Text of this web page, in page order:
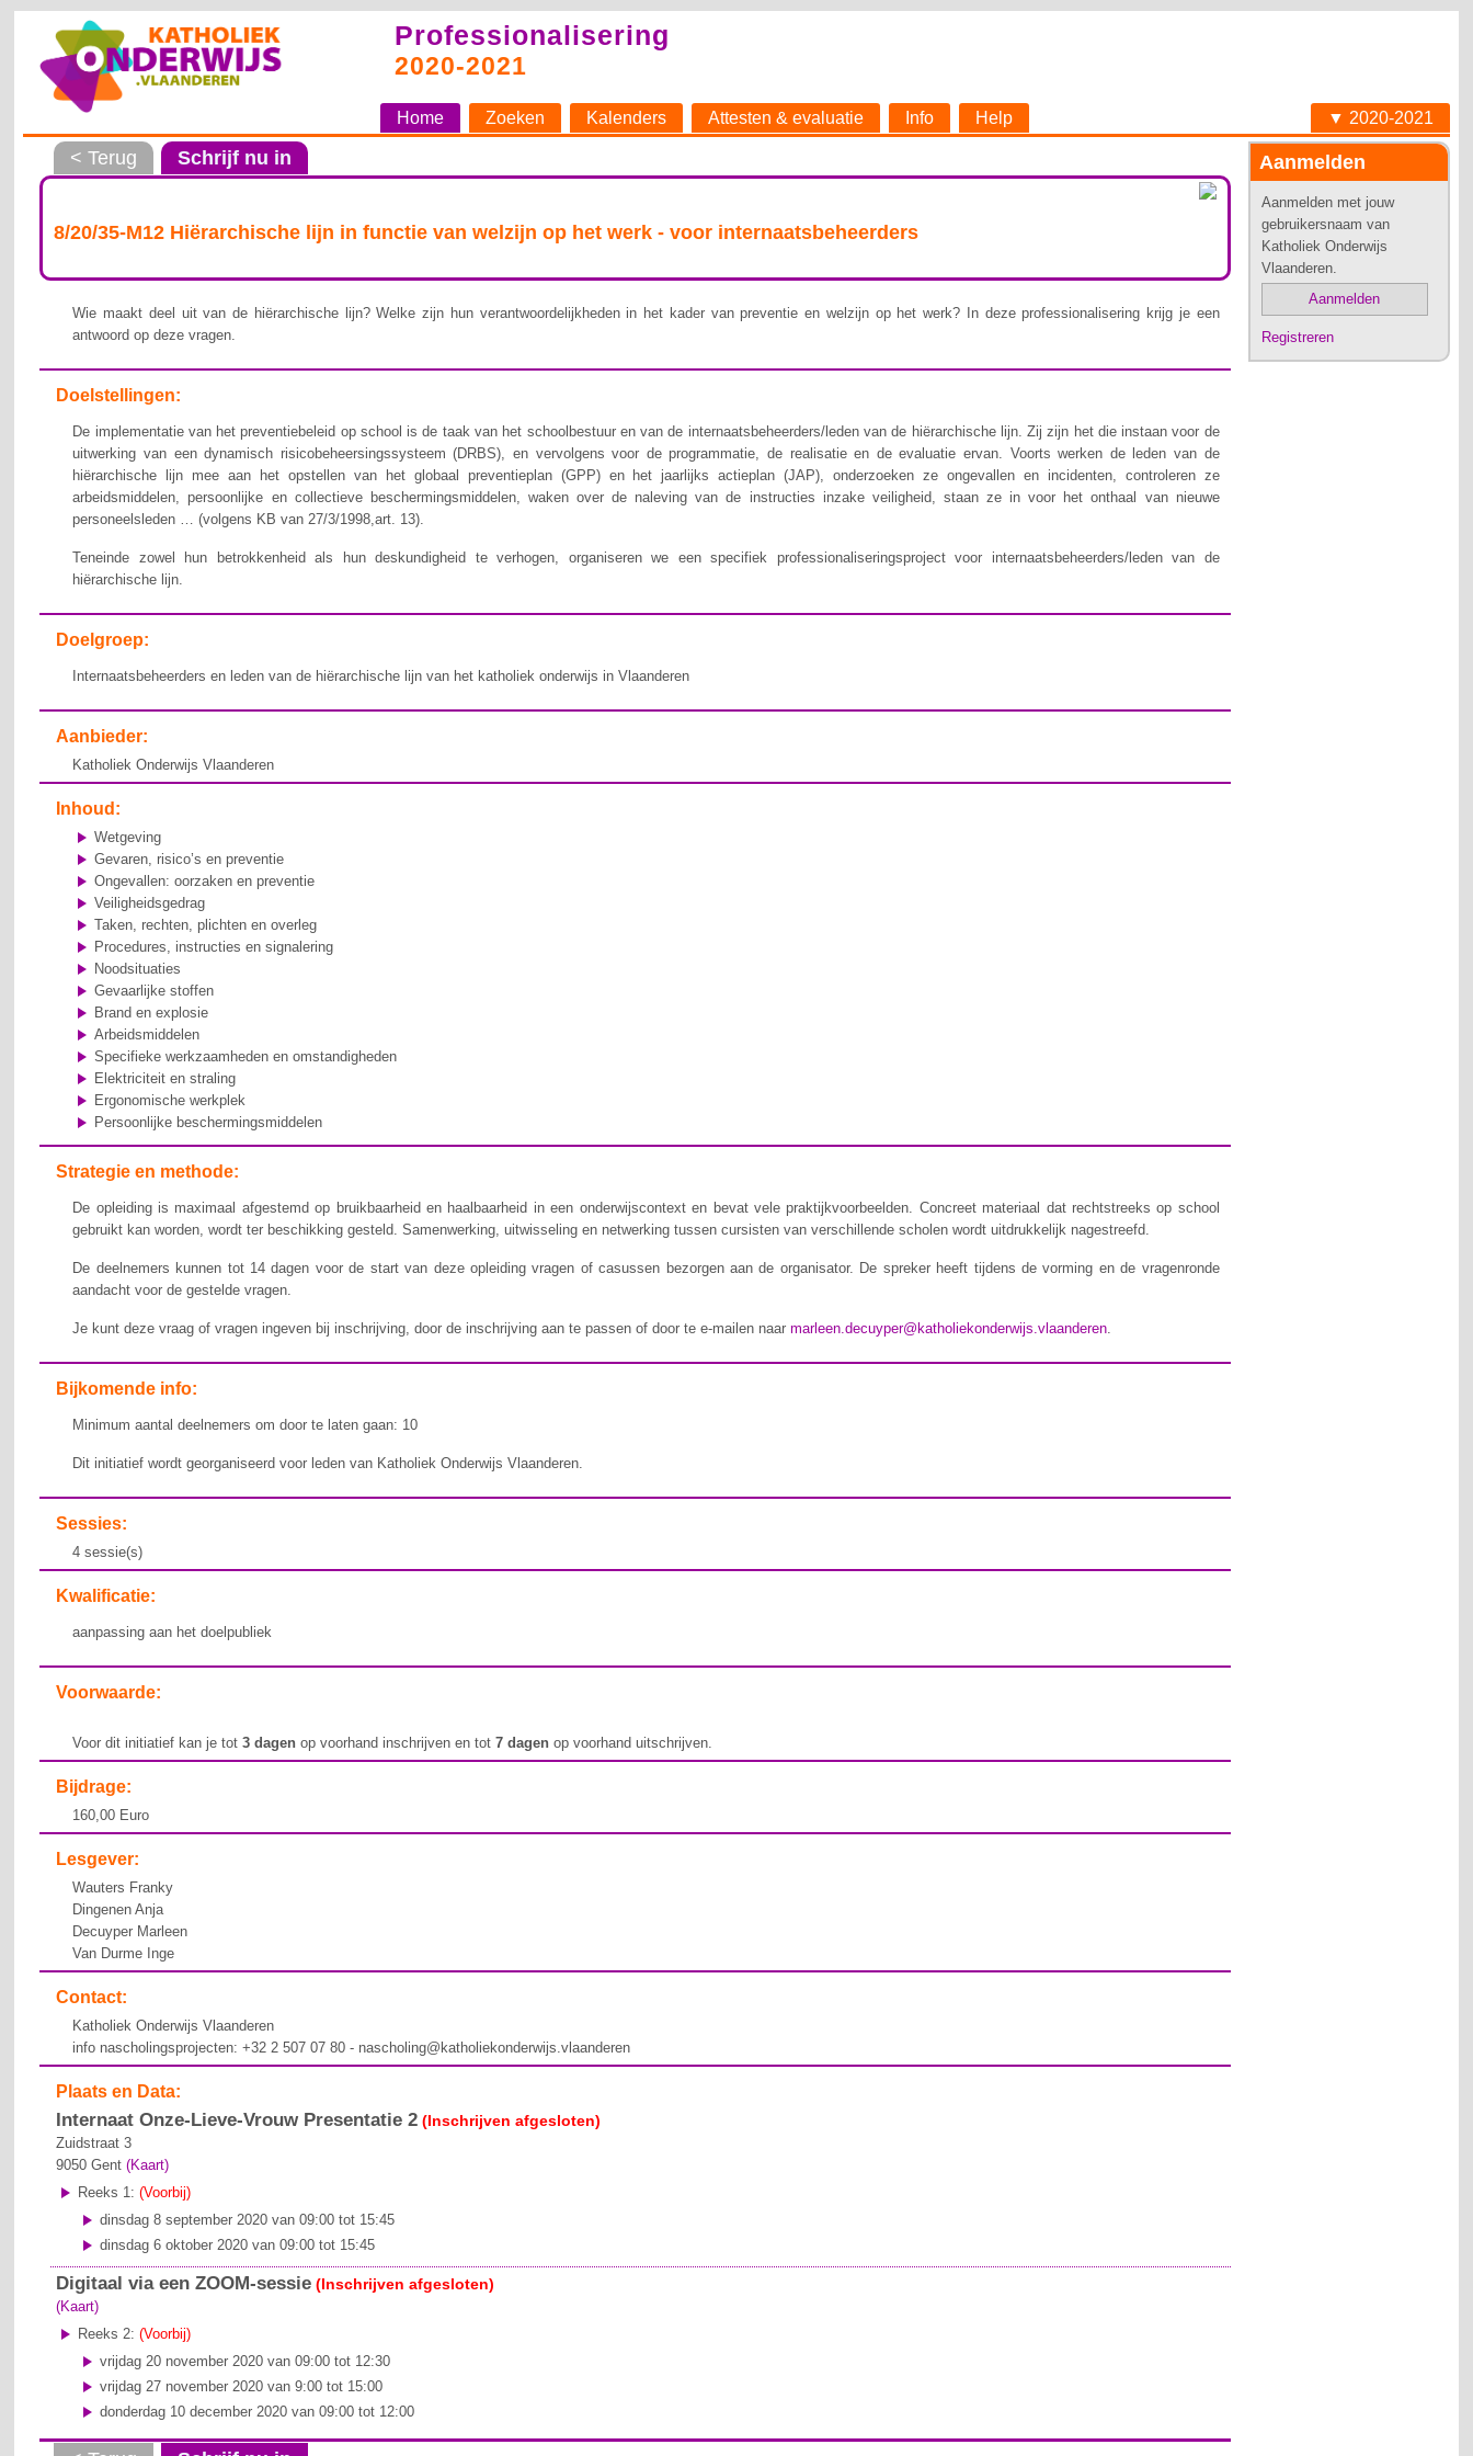
Professionalisering
2020-2021
Home Zoeken Kalenders Attesten & evaluatie Info Help ▼ 2020-2021
Aanmelden
Aanmelden met jouw
gebruikersnaam van
Katholiek Onderwijs
Vlaanderen.
Aanmelden
Registreren
< Terug Schrijf nu in
8/20/35-M12 Hiërarchische lijn in functie van welzijn op het werk - voor internaatsbeheerders
Wie maakt deel uit van de hiërarchische lijn? Welke zijn hun verantwoordelijkheden in het kader van preventie en welzijn op het werk? In deze professionalisering krijg je een
antwoord op deze vragen.
Doelstellingen:
De implementatie van het preventiebeleid op school is de taak van het schoolbestuur en van de internaatsbeheerders/leden van de hiërarchische lijn. Zij zijn het die instaan voor de
uitwerking van een dynamisch risicobeheersingssysteem (DRBS), en vervolgens voor de programmatie, de realisatie en de evaluatie ervan. Voorts werken de leden van de
hiërarchische lijn mee aan het opstellen van het globaal preventieplan (GPP) en het jaarlijks actieplan (JAP), onderzoeken ze ongevallen en incidenten, controleren ze
arbeidsmiddelen, persoonlijke en collectieve beschermingsmiddelen, waken over de naleving van de instructies inzake veiligheid, staan ze in voor het onthaal van nieuwe
personeelsleden … (volgens KB van 27/3/1998,art. 13).
Teneinde zowel hun betrokkenheid als hun deskundigheid te verhogen, organiseren we een specifiek professionaliseringsproject voor internaatsbeheerders/leden van de
hiërarchische lijn.
Doelgroep:
Internaatsbeheerders en leden van de hiërarchische lijn van het katholiek onderwijs in Vlaanderen
Aanbieder:
Katholiek Onderwijs Vlaanderen
Inhoud:
Wetgeving
Gevaren, risico’s en preventie
Ongevallen: oorzaken en preventie
Veiligheidsgedrag
Taken, rechten, plichten en overleg
Procedures, instructies en signalering
Noodsituaties
Gevaarlijke stoffen
Brand en explosie
Arbeidsmiddelen
Specifieke werkzaamheden en omstandigheden
Elektriciteit en straling
Ergonomische werkplek
Persoonlijke beschermingsmiddelen
Strategie en methode:
De opleiding is maximaal afgestemd op bruikbaarheid en haalbaarheid in een onderwijscontext en bevat vele praktijkvoorbeelden. Concreet materiaal dat rechtstreeks op school
gebruikt kan worden, wordt ter beschikking gesteld. Samenwerking, uitwisseling en netwerking tussen cursisten van verschillende scholen wordt uitdrukkelijk nagestreefd.
De deelnemers kunnen tot 14 dagen voor de start van deze opleiding vragen of casussen bezorgen aan de organisator. De spreker heeft tijdens de vorming en de vragenronde
aandacht voor de gestelde vragen.
Je kunt deze vraag of vragen ingeven bij inschrijving, door de inschrijving aan te passen of door te e-mailen naarmarleen.decuyper@katholiekonderwijs.vlaanderen.
Bijkomende info:
Minimum aantal deelnemers om door te laten gaan: 10
Dit initiatief wordt georganiseerd voor leden van Katholiek Onderwijs Vlaanderen.
Sessies:
4 sessie(s)
Kwalificatie:
aanpassing aan het doelpubliek
Voorwaarde:
Voor dit initiatief kan je tot3 dagen op voorhand inschrijven en tot7 dagenop voorhand uitschrijven.
Bijdrage:
160,00 Euro
Lesgever:
Wauters Franky
Dingenen Anja
Decuyper Marleen
Van Durme Inge
Contact:
Katholiek Onderwijs Vlaanderen
info nascholingsprojecten: +32 2 507 07 80 - nascholing@katholiekonderwijs.vlaanderen
Plaats en Data:
Internaat Onze-Lieve-Vrouw Presentatie 2 (Inschrijven afgesloten)
Zuidstraat 3
9050 Gent (Kaart)
Reeks 1:(Voorbij)
dinsdag 8 september 2020 van 09:00 tot 15:45
dinsdag 6 oktober 2020 van 09:00 tot 15:45
Digitaal via een ZOOM-sessie (Inschrijven afgesloten)
(Kaart)
Reeks 2:(Voorbij)
vrijdag 20 november 2020 van 09:00 tot 12:30
vrijdag 27 november 2020 van 9:00 tot 15:00
donderdag 10 december 2020 van 09:00 tot 12:00